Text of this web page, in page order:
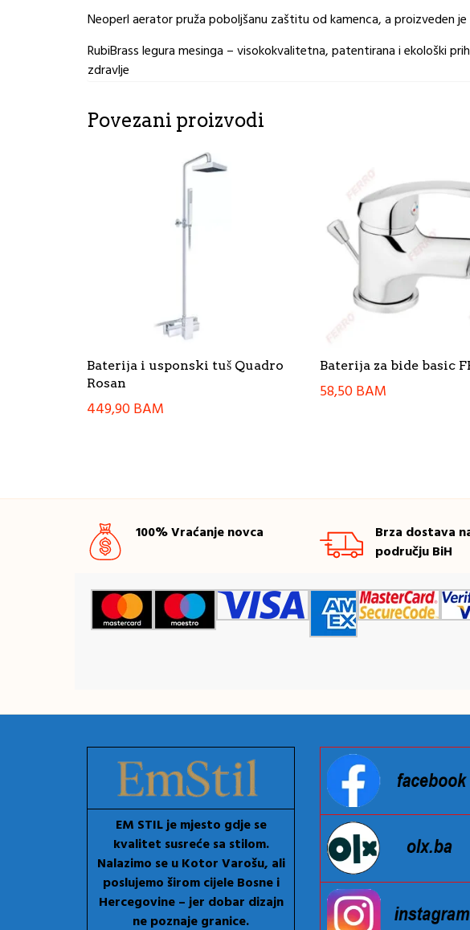
Neoperl aerator pruža poboljšanu zaštitu od kamenca, a proizveden
RubiBrass legura mesinga – visokokvalitetna, patentirana i ekološki
zdravlje
Povezani proizvodi
Baterija i usponski tuš Quadro
Rosan
449,90BAM
Baterija za bide basic
58,50BAM
100% Vraćanje novca
Brza dostava
području BiH
EM STIL je mjesto gdje se
kvalitet susreće sa stilom.
Nalazimo se u Kotor Varošu, ali
poslujemo širom cijele Bosne i
Hercegovine – jer dobar dizajn
ne poznaje granice.